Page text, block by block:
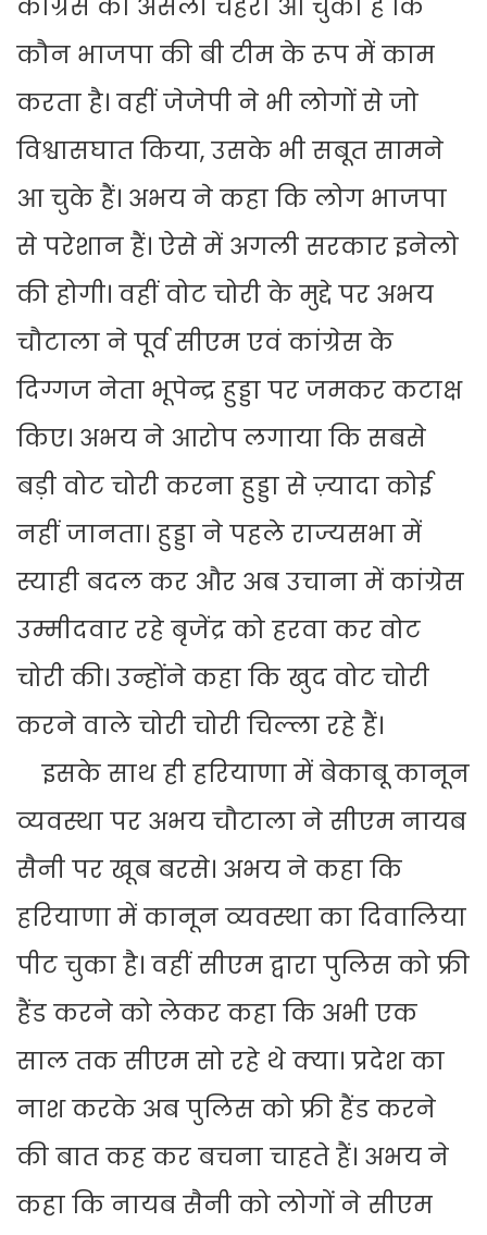
कांग्रेस का असली चेहरा आ चुका है कि
कौन भाजपा की बी टीम के रूप में काम
करता है। वहीं जेजेपी ने भी लोगों से जो
विश्वासघात किया, उसके भी सबूत सामने
आ चुके हैं। अभय ने कहा कि लोग भाजपा
से परेशान हैं। ऐसे में अगली सरकार इनेलो
की होगी। वहीं वोट चोरी के मुद्दे पर अभय
चौटाला ने पूर्व सीएम एवं कांग्रेस के
दिग्गज नेता भूपेन्द्र हुड्डा पर जमकर कटाक्ष
किए। अभय ने आरोप लगाया कि सबसे
बड़ी वोट चोरी करना हुड्डा से ज़्यादा कोई
नहीं जानता। हुड्डा ने पहले राज्यसभा में
स्याही बदल कर और अब उचाना में कांग्रेस
उम्मीदवार रहे बृजेंद्र को हरवा कर वोट
चोरी की। उन्होंने कहा कि खुद वोट चोरी
करने वाले चोरी चोरी चिल्ला रहे हैं।
इसके साथ ही हरियाणा में बेकाबू कानून
व्यवस्था पर अभय चौटाला ने सीएम नायब
सैनी पर खूब बरसे। अभय ने कहा कि
हरियाणा में कानून व्यवस्था का दिवालिया
पीट चुका है। वहीं सीएम द्वारा पुलिस को फ्री
हैंड करने को लेकर कहा कि अभी एक
साल तक सीएम सो रहे थे क्या। प्रदेश का
नाश करके अब पुलिस को फ्री हैंड करने
की बात कह कर बचना चाहते हैं। अभय ने
कहा कि नायब सैनी को लोगों ने सीएम